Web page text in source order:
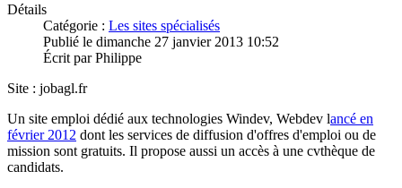
Détails
Catégorie : Les sites spécialisés
Publié le dimanche 27 janvier 2013 10:52
Écrit parPhilippe
Site : jobagl.fr
Un site emploi dédié aux technologies Windev, Webdev lancé en
février 2012 dont les services de diffusion d'offres d'emploi ou de
mission sont gratuits. Il propose aussi un accès à une cvthèque de
candidats.